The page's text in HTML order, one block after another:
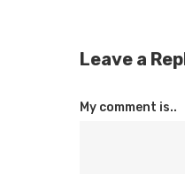
Leave a
My comment is..